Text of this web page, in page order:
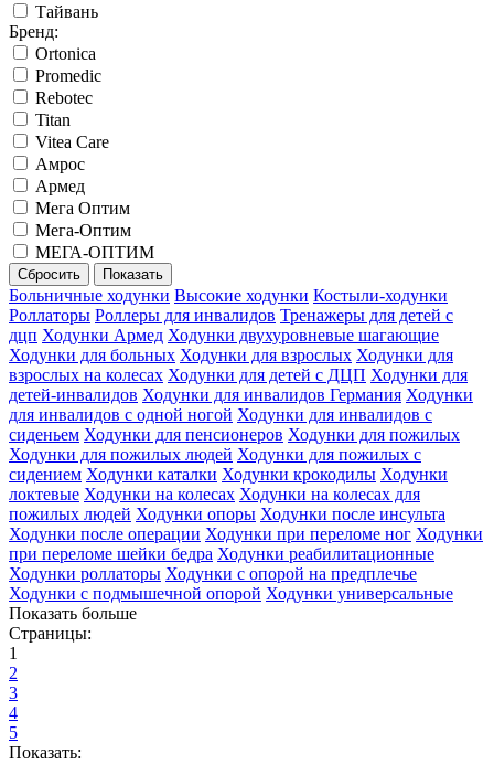
Тайвань
Бренд:
Ortonica
Promedic
Rebotec
Titan
Vitea Care
Амрос
Армед
Мега Оптим
Мега-Оптим
МЕГА-ОПТИМ
Больничные ходунки Высокие ходунки Костыли-ходунки
Роллаторы Роллеры для инвалидов Тренажеры для детей с
дцп Ходунки Армед Ходунки двухуровневые шагающие
Ходунки для больных Ходунки для взрослых Ходунки для
взрослых на колесах Ходунки для детей с ДЦП Ходунки для
детей-инвалидов Ходунки для инвалидов Германия Ходунки
для инвалидов с одной ногой Ходунки для инвалидов с
сиденьем Ходунки для пенсионеров Ходунки для пожилых
Ходунки для пожилых людей Ходунки для пожилых с
сидением Ходунки каталки Ходунки крокодилы Ходунки
локтевые Ходунки на колесах Ходунки на колесах для
пожилых людей Ходунки опоры Ходунки после инсульта
Ходунки после операции Ходунки при переломе ног Ходунки
при переломе шейки бедра Ходунки реабилитационные
Ходунки роллаторы Ходунки с опорой на предплечье
Ходунки с подмышечной опорой Ходунки универсальные
Показать больше
Страницы:
1
2
3
4
5
Показать: